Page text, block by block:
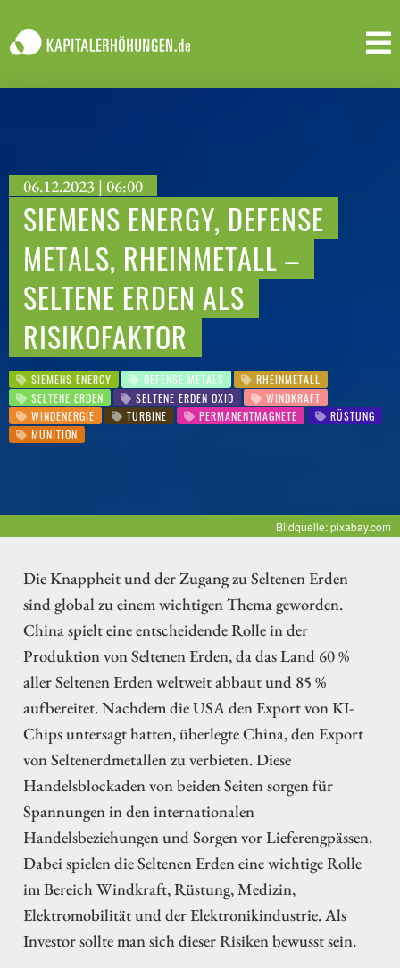
06.12.2023 | 06:00
SIEMENS ENERGY, DEFENSE
METALS, RHEINMETALL –
SELTENE ERDEN ALS
RISIKOFAKTOR
SIEMENS ENERGY DEFENSE METALS
RHEINMETALL
SELTENE ERDEN
SELTENE ERDEN OXID
WINDKRAFT
WINDENERGIE
TURBINE PERMANENTMAGNETE
RÜSTUNG
MUNITION
Bildquelle: pixabay.com
Die Knappheit und der Zugang zu Seltenen Erden
sind global zu einem wichtigen Thema geworden.
China spielt eine entscheidende Rolle in der
Produktion von Seltenen Erden, da das Land 60 %
aller Seltenen Erden weltweit abbaut und 85 %
aufbereitet. Nachdem die USA den Export von KI-
Chips untersagt hatten, überlegte China, den Export
von Seltenerdmetallen zu verbieten. Diese
Handelsblockaden von beiden Seiten sorgen für
Spannungen in den internationalen
Handelsbeziehungen und Sorgen vor Lieferengpässen.
Dabei spielen die Seltenen Erden eine wichtige Rolle
im Bereich Windkraft, Rüstung, Medizin,
Elektromobilität und der Elektronikindustrie. Als
Investor sollte man sich dieser Risiken bewusst sein.